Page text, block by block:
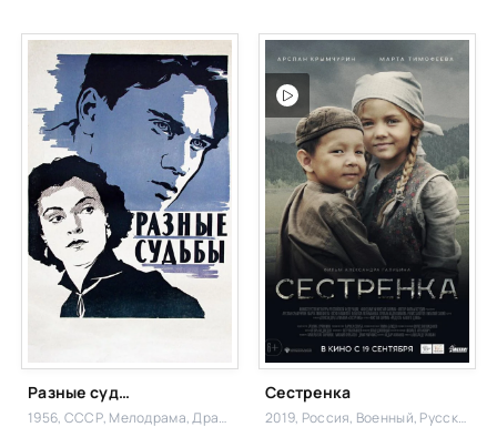
Разные судьбы
1956, СССР, Мелодрама, Драма
Сестренка
2019, Россия, Военный, Русский,